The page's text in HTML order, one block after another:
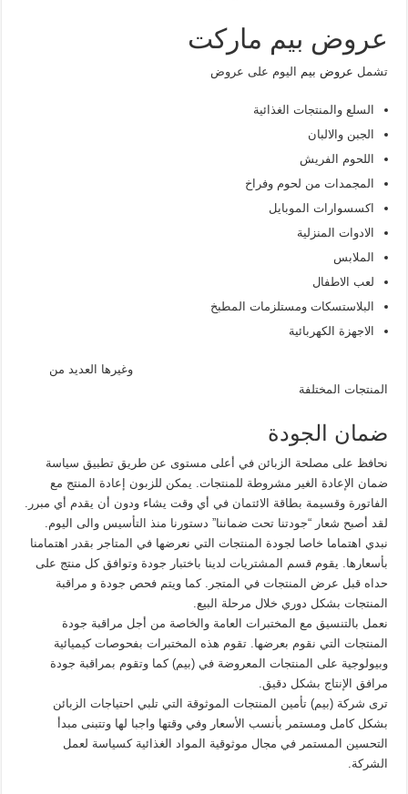
عروض بيم ماركت
تشمل عروض بيماليوم على عروض
السلع والمنتجات الغذائية
الجبن والالبان
اللحوم الفريش
المجمدات من لحوم وفراخ
اكسسوارات الموبايل
الادوات المنزلية
الملابس
لعب الاطفال
البلاستسكات ومستلزمات المطبخ
الاجهزة الكهربائية
وغيرها العديد من
المنتجات المختلفة
ضمان الجودة
نحافظ على مصلحة الزبائن في أعلى مستوى عن طريق تطبيق سياسة
ضمان الإعادة الغير مشروطة للمنتجات. يمكن للزبون إعادة المنتج مع
الفاتورة وقسيمة بطاقة الائتمان في أي وقت يشاء ودون أن يقدم أي مبرر.
لقد أصبح شعار “جودتنا تحت ضماننا” دستورنا منذ التأسيس والى اليوم.
نبدي اهتماما خاصا لجودة المنتجات التي نعرضها في المتاجر بقدر اهتمامنا
بأسعارها. يقوم قسم المشتريات لدينا باختبار جودة وتوافق كل منتج على
حداه قبل عرض المنتجات في المتجر. كما ويتم فحص جودة و مراقبة
المنتجات بشكل دوري خلال مرحلة البيع.
نعمل بالتنسيق مع المختبرات العامة والخاصة من أجل مراقبة جودة
المنتجات التي نقوم بعرضها. تقوم هذه المختبرات بفحوصات كيميائية
وبيولوجية على المنتجات المعروضة في (بيم) كما وتقوم بمراقبة جودة
مرافق الإنتاج بشكل دقيق.
ترى شركة (بيم) تأمين المنتجات الموثوقة التي تلبي احتياجات الزبائن
بشكل كامل ومستمر بأنسب الأسعار وفي وقتها واجبا لها وتتبنى مبدأ
التحسين المستمر في مجال موثوقية المواد الغذائية كسياسة لعمل
الشركة.